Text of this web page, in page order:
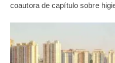
coautora de capítulo sobre